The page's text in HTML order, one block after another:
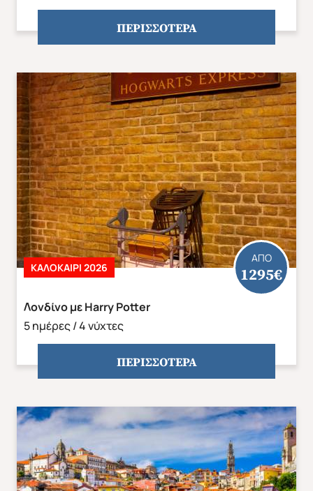
Χριστούγεννα & Πρωτοχρονιά Χειμώνας 2026/2027
ΠΕΡΙΣΣΟΤΕΡΑ
Λονδίνο με Harry Potter
5 ημέρες / 4 νύχτες
ΑΠΟ
1295€
ΚΑΛΟΚΑΙΡΙ 2026
ΠΕΡΙΣΣΟΤΕΡΑ